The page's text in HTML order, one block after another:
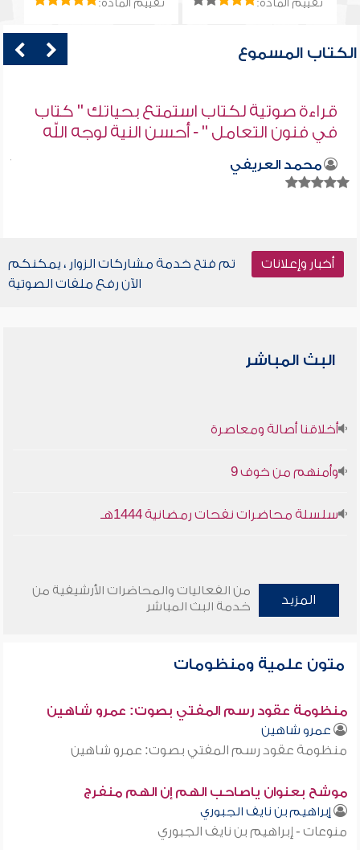
تقييم المادة: تقييم المادة:
الكتاب المسموع
قراءة صوتية لكتاب استمتع بحياتك " كتاب
في فنون التعامل " - أحسن النية لوجه الله
محمد العريفي
أخبار وإعلانات
تم فتح خدمة مشاركات الزوار ، يمكنكم
الآن رفع ملفات الصوتية
البث المباشر
أخلاقنا أصالة ومعاصرة
وأمنهم من خوف 9
سلسلة محاضرات نفحات رمضانية 1444هـ
المزيد
من الفعاليات والمحاضرات الأرشيفية من
خدمة البث المباشر
متون علمية ومنظومات
منظومة عقود رسم المفتي بصوت: عمرو شاهين
عمرو شاهين
منظومة عقود رسم المفتي بصوت: عمرو شاهين
موشح بعنوان ياصاحب الهم إن الهم منفرج
إبراهيم بن نايف الجبوري
منوعات - إبراهيم بن نايف الجبوري